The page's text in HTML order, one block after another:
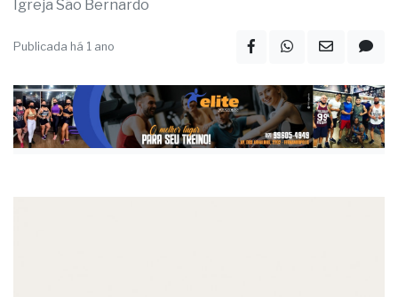
Igreja São Bernardo
Publicada há 1 ano